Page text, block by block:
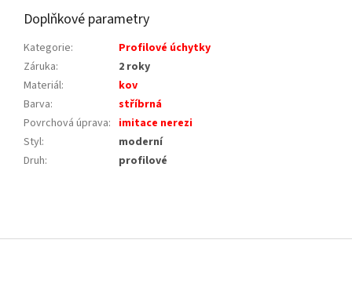
Doplňkové parametry
Kategorie:
Profilové úchytky
Záruka:
2 roky
Materiál:
kov
Barva:
stříbrná
Povrchová úprava: imitace nerezi
Styl:
moderní
Druh: profilové
á